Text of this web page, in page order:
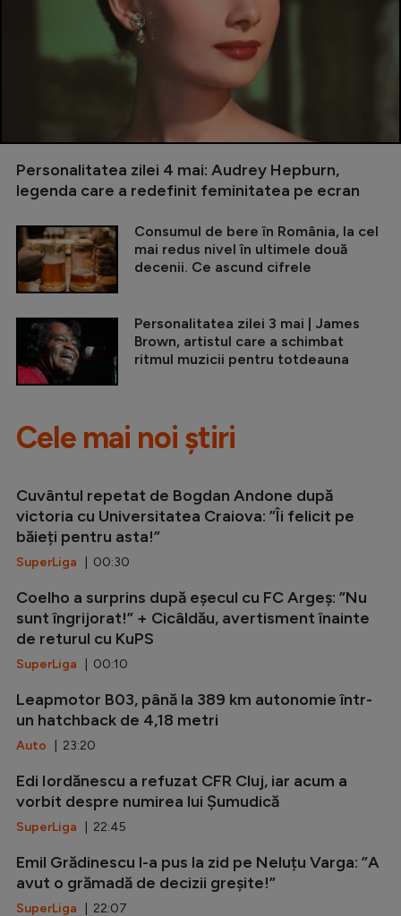
Personalitatea zilei 4 mai: Audrey Hepburn,
legenda care a redefinit feminitatea pe ecran
Consumul de bere în România, la cel
mai redus nivel în ultimele două
decenii. Ce ascund cifrele
Personalitatea zilei 3 mai | James
Brown, artistul care a schimbat
ritmul muzicii pentru totdeauna
Cele mai noi știri
Cuvântul repetat de Bogdan Andone după
victoria cu Universitatea Craiova: ”Îi felicit pe
băieți pentru asta!”
SuperLiga | 00:30
Coelho a surprins după eșecul cu FC Argeș: ”Nu
sunt îngrijorat!” + Cicâldău, avertisment înainte
de returul cu KuPS
SuperLiga | 00:10
Leapmotor B03, până la 389 km autonomie într-
un hatchback de 4,18 metri
Auto | 23:20
Edi Iordănescu a refuzat CFR Cluj, iar acum a
vorbit despre numirea lui Șumudică
SuperLiga | 22:45
Emil Grădinescu l-a pus la zid pe Neluțu Varga: ”A
avut o grămadă de decizii greșite!”
SuperLiga | 22:07